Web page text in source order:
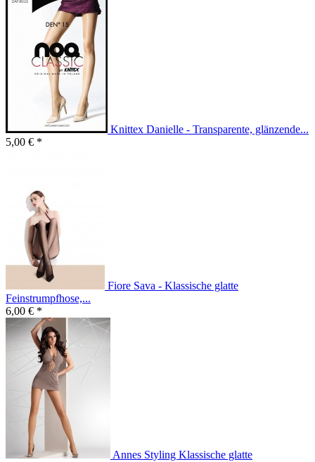
Knittex Danielle - Transparente, glänzende...
5,00 € *
Fiore Sava - Klassische glatte
Feinstrumpfhose,...
6,00 € *
Annes Styling Klassische glatte